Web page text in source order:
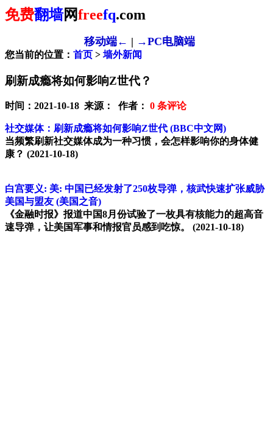
免费翻墙网freefq.com
移动端← | →PC电脑端
您当前的位置： 首页 > 墙外新闻
刷新成瘾将如何影响Z世代？
时间：2021-10-18 来源： 作者： 0 条评论
社交媒体：刷新成瘾将如何影响Z世代 (BBC中文网)
当频繁刷新社交媒体成为一种习惯，会怎样影响你的身体健
康？ (2021-10-18)
白宫要义: 美: 中国已经发射了250枚导弹，核武快速扩张威胁
美国与盟友 (美国之音)
《金融时报》报道中国8月份试验了一枚具有核能力的超高音
速导弹，让美国军事和情报官员感到吃惊。
(2021-10-18)